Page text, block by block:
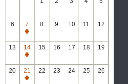
6
7
通
常
休
館
8 9 10 11 12
13
14
通
常
休
15 16 17 18 19
20
21
通
22 23 24 25 26